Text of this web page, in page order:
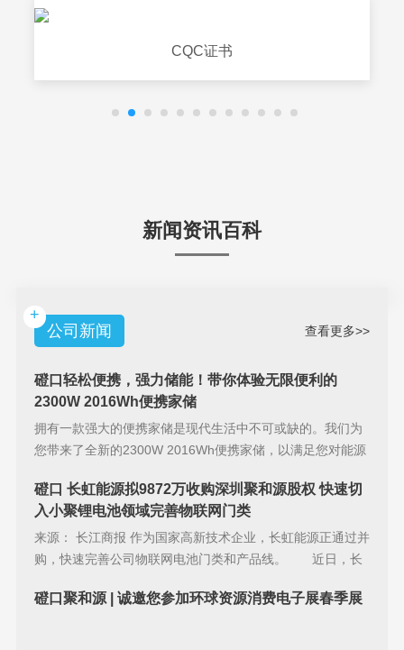
CQC证书
新闻资讯百科
+
公司新闻
查看更多>>
磴口轻松便携，强力储能！带你体验无限便利的
2300W 2016Wh便携家储
拥有一款强大的便携家储是现代生活中不可或缺的。我们为
您带来了全新的2300W 2016Wh便携家储，以满足您对能源
磴口 长虹能源拟9872万收购深圳聚和源股权 快速切
入小聚锂电池领域完善物联网门类
来源： 长江商报 作为国家高新技术企业，长虹能源正通过并
购，快速完善公司物联网电池门类和产品线。 近日，长
磴口聚和源 | 诚邀您参加环球资源消费电子展春季展